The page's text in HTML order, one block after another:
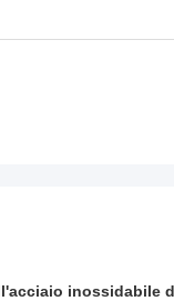
inossidabile